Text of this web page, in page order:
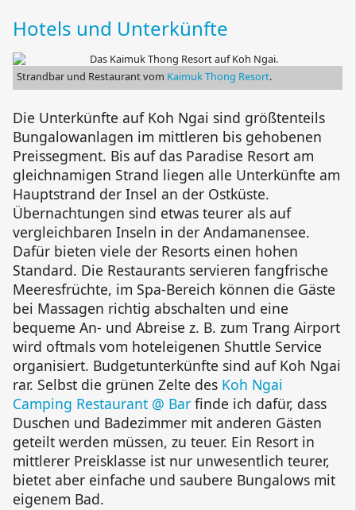
Hotels und Unterkünfte
Strandbar und Restaurant vom Kaimuk Thong Resort.
Die Unterkünfte auf Koh Ngai sind größtenteils
Bungalowanlagen im mittleren bis gehobenen
Preissegment. Bis auf das Paradise Resort am
gleichnamigen Strand liegen alle Unterkünfte am
Hauptstrand der Insel an der Ostküste.
Übernachtungen sind etwas teurer als auf
vergleichbaren Inseln in der Andamanensee.
Dafür bieten viele der Resorts einen hohen
Standard. Die Restaurants servieren fangfrische
Meeresfrüchte, im Spa-Bereich können die Gäste
bei Massagen richtig abschalten und eine
bequeme An- und Abreise z. B. zum Trang Airport
wird oftmals vom hoteleigenen Shuttle Service
organisiert. Budgetunterkünfte sind auf Koh Ngai
rar. Selbst die grünen Zelte des Koh Ngai
Camping Restaurant @ Bar finde ich dafür, dass
Duschen und Badezimmer mit anderen Gästen
geteilt werden müssen, zu teuer. Ein Resort in
mittlerer Preisklasse ist nur unwesentlich teurer,
bietet aber einfache und saubere Bungalows mit
eigenem Bad.